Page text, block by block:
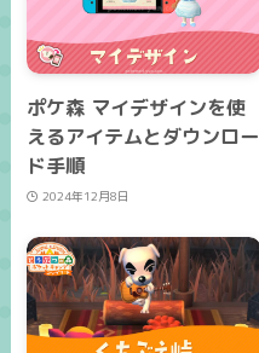
ポケ森 マイデザインを使
えるアイテムとダウンロー
ド手順
2024年12月8日